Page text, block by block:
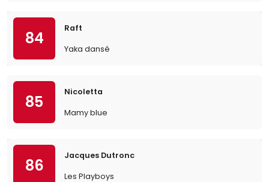
84
Raft
Yaka dansé
85
Nicoletta
Mamy blue
86
Jacques Dutronc
Les Playboys